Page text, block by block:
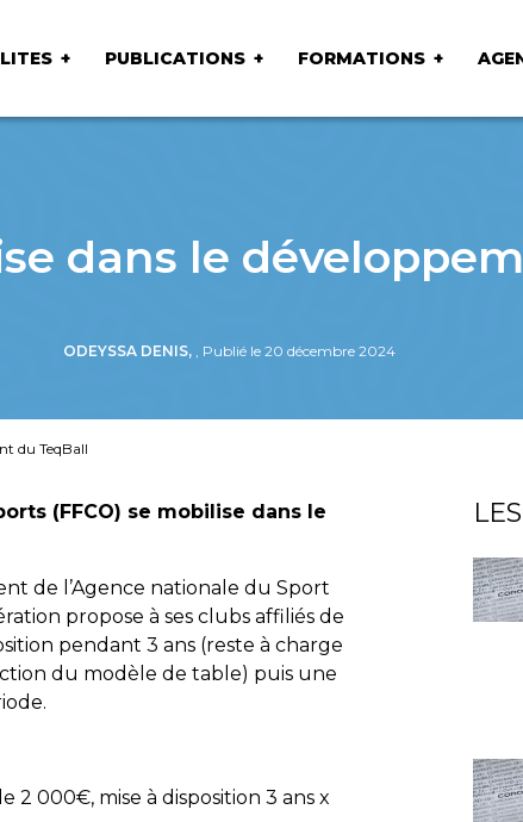
PUBLICATIONS FORMATIONS
dans le
ODEYSSA DENIS, , Publié le 20 décembre 2024
du TeqBall
(FFCO) se mobilise dans le
de l’Agence nationale du Sport
propose à ses clubs affiliés de
pendant 3 ans (reste à charge
du modèle de table) puis une
2 000€, mise à disposition 3 ans x